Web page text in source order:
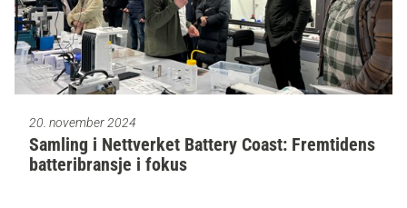
20. november 2024
Samling i Nettverket Battery Coast: Fremtidens
batteribransje i fokus